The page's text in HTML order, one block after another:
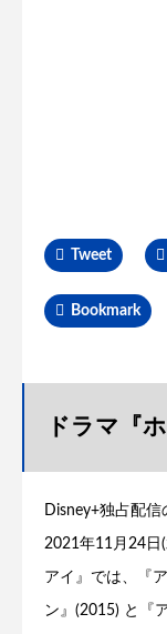
Tweet
Bookmark
ドラマ『
Disney+独占配
2021年11月24日
アイ』では、『
ン』(2015) と『